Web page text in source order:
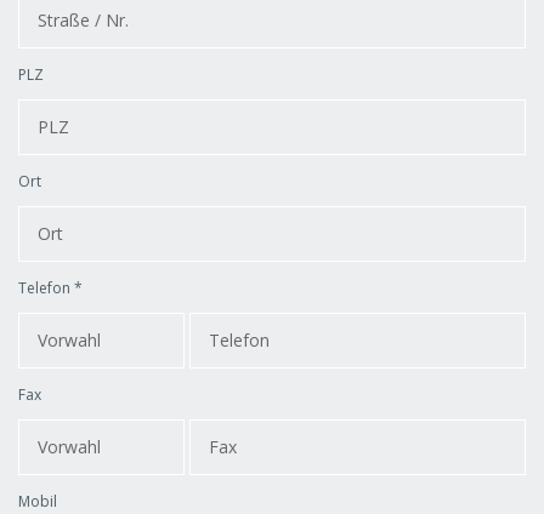
PLZ
Ort
Telefon *
Fax
Mobil